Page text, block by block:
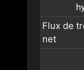
Flux de
net